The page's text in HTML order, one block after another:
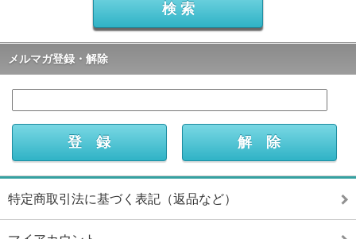
メルマガ登録・解除
特定商取引法に基づく表記（返品など）